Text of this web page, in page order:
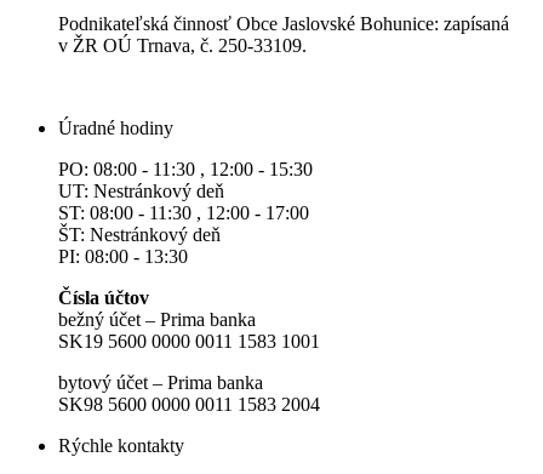
Podnikateľská činnosť Obce Jaslovské Bohunice: zapísaná
v ŽR OÚ Trnava, č. 250-33109.
Úradné hodiny
PO: 08:00 - 11:30 , 12:00 - 15:30
UT: Nestránkový deň
ST: 08:00 - 11:30 , 12:00 - 17:00
ŠT: Nestránkový deň
PI: 08:00 - 13:30
Čísla účtov
bežný účet – Prima banka
SK19 5600 0000 0011 1583 1001
bytový účet – Prima banka
SK98 5600 0000 0011 1583 2004
Rýchle kontakty